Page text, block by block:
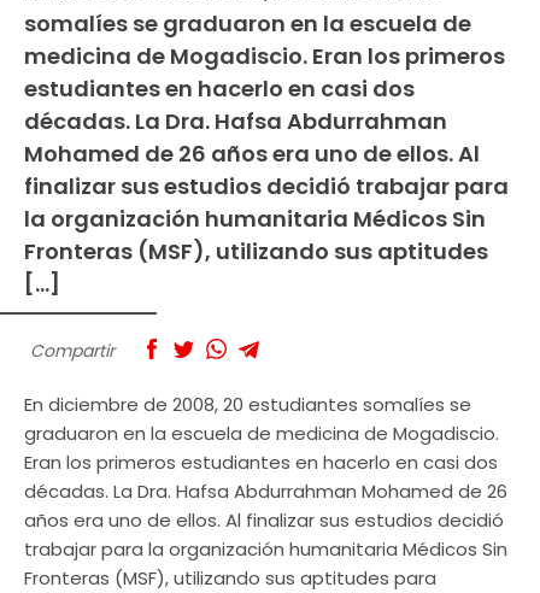
somalíes se graduaron en la escuela de
medicina de Mogadiscio. Eran los primeros
estudiantes en hacerlo en casi dos
décadas. La Dra. Hafsa Abdurrahman
Mohamed de 26 años era uno de ellos. Al
finalizar sus estudios decidió trabajar para
la organización humanitaria Médicos Sin
Fronteras (MSF), utilizando sus aptitudes
[…]
Compartir
En diciembre de 2008, 20 estudiantes somalíes se
graduaron en la escuela de medicina de Mogadiscio.
Eran los primeros estudiantes en hacerlo en casi dos
décadas. La Dra. Hafsa Abdurrahman Mohamed de 26
años era uno de ellos. Al finalizar sus estudios decidió
trabajar para la organización humanitaria Médicos Sin
Fronteras (MSF), utilizando sus aptitudes para